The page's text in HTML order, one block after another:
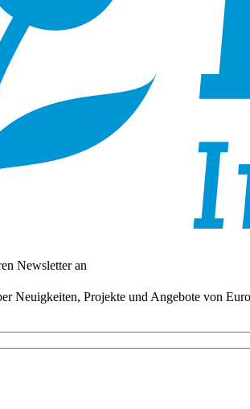
Newsletter an
Neuigkeiten, Projekte und Angebote von